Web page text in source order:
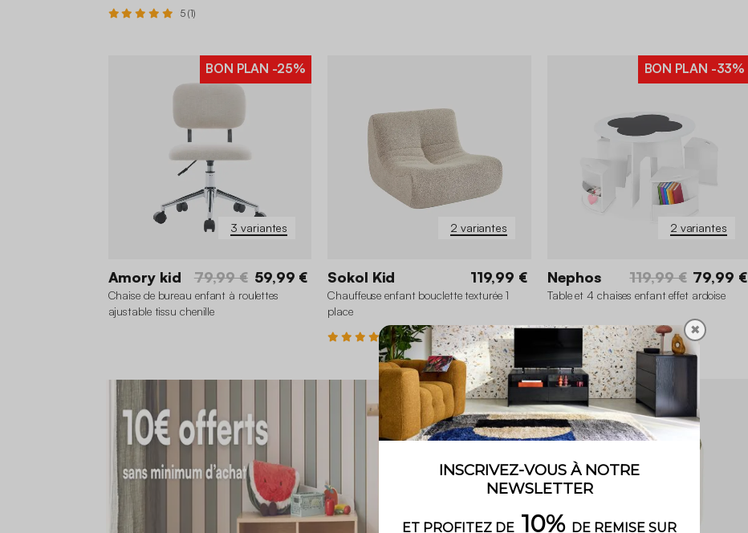
5 (1)
3 variantes
BON PLAN -25%
Amory kid 79,99 € 59,99 €
Chaise de bureau enfant à roulettes
ajustable tissu chenille
2 variantes
Sokol Kid 119,99 €
Chauffeuse enfant bouclette texturée 1
place
5 (2)
2 variantes
BON PLAN -33%
Nephos 119,99 € 79,99 €
Table et 4 chaises enfant effet ardoise
3.2 (5) ✖